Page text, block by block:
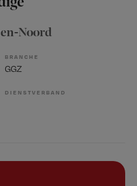
Noord
BRANCHE
GGZ
DIENSTVERBAND